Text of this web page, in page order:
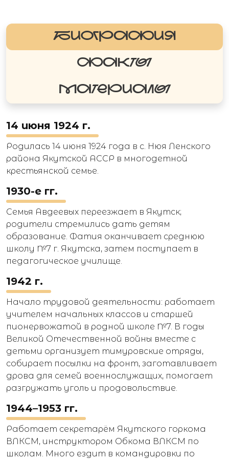
БИОГРАФИЯ
ФАКТЫ
МАТЕРИАЛЫ
14 июня 1924 г.
Родилась 14 июня 1924 года в с. Нюя Ленского
района Якутской АССР в многодетной
крестьянской семье.
1930-е гг.
Семья Авдеевых переезжает в Якутск;
родители стремились дать детям
образование. Фатия оканчивает среднюю
школу №7 г. Якутска, затем поступает в
педагогическое училище.
1942 г.
Начало трудовой деятельности: работает
учителем начальных классов и старшей
пионервожатой в родной школе №7. В годы
Великой Отечественной войны вместе с
детьми организует тимуровские отряды,
собирает посылки на фронт, заготавливает
дрова для семей военнослужащих, помогает
разгружать уголь и продовольствие.
1944–1953 гг.
Работает секретарём Якутского горкома
ВЛКСМ, инструктором Обкома ВЛКСМ по
школам. Много ездит в командировки по